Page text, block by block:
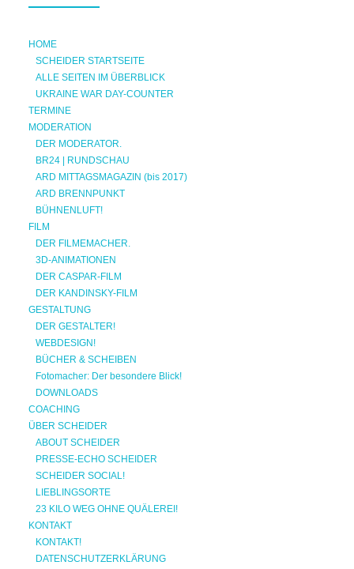
HOME
SCHEIDER STARTSEITE
ALLE SEITEN IM ÜBERBLICK
UKRAINE WAR DAY-COUNTER
TERMINE
MODERATION
DER MODERATOR.
BR24 | RUNDSCHAU
ARD MITTAGSMAGAZIN (bis 2017)
ARD BRENNPUNKT
BÜHNENLUFT!
FILM
DER FILMEMACHER.
3D-ANIMATIONEN
DER CASPAR-FILM
DER KANDINSKY-FILM
GESTALTUNG
DER GESTALTER!
WEBDESIGN!
BÜCHER & SCHEIBEN
Fotomacher: Der besondere Blick!
DOWNLOADS
COACHING
ÜBER SCHEIDER
ABOUT SCHEIDER
PRESSE-ECHO SCHEIDER
SCHEIDER SOCIAL!
LIEBLINGSORTE
23 KILO WEG OHNE QUÄLEREI!
KONTAKT
KONTAKT!
DATENSCHUTZERKLÄRUNG